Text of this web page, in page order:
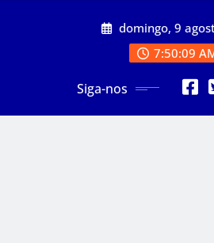
domingo, 9
7:50:11
Siga-nos